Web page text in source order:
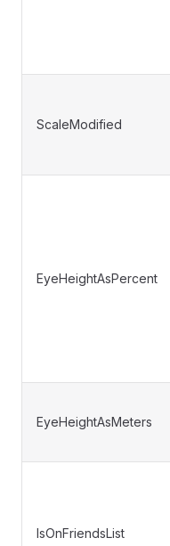
ScaleModified
EyeHeightAsPercent
EyeHeightAsMeters
IsOnFriendsList